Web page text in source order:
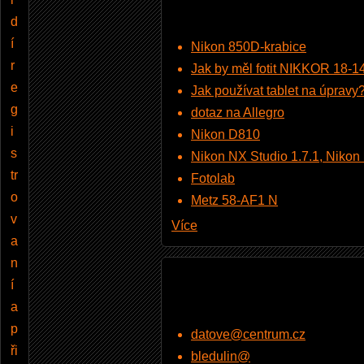
d
í
r
e
g
i
s
tr
o
v
a
n
í
a
p
ři
Nikon 850D-krabice
Jak by měl fotit NIKKOR 18-
Jak používat tablet na
dotaz na Allegro
Nikon D810
Nikon NX Studio 1.7.1,
Fotolab
Metz 58-AF1 N
Více
datove@centrum.cz
bledulin@